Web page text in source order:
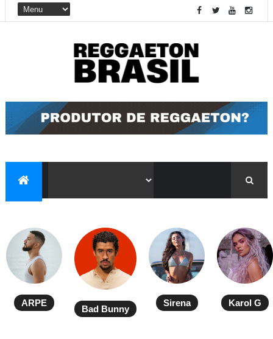
ARPE
Bad Bunny
Sirena Karol G